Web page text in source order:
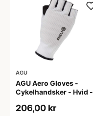
AGU
AGU Aero Gloves -
Cykelhandsker - Hvid -
206,00 kr